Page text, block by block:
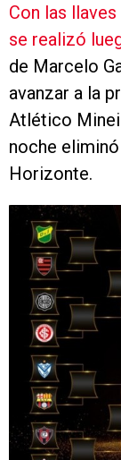
Con las
se realizó
de Marcelo
avanzar a la
Atlético
noche
Horizonte.